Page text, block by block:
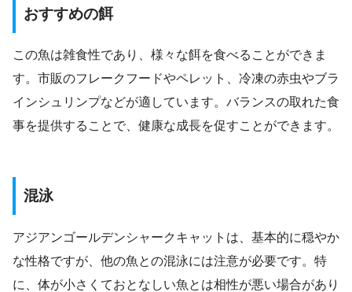
おすすめの餌
この魚は雑食性であり、様々な餌を食べることができま
す。市販のフレークフードやペレット、冷凍の赤虫やブラ
インシュリンプなどが適しています。バランスの取れた食
事を提供することで、健康な成長を促すことができます。
混泳
アジアンゴールデンシャークキャットは、基本的に穏やか
な性格ですが、他の魚との混泳には注意が必要です。特
に、体が小さくておとなしい魚とは相性が悪い場合があり